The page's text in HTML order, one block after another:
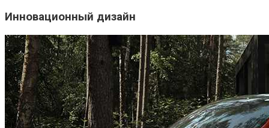
Инновационный дизайн